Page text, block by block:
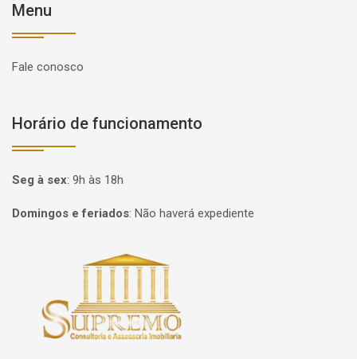
Menu
Fale conosco
Horário de funcionamento
Seg à sex: 9h às 18h
Domingos e feriados: Não haverá expediente
Página inicial